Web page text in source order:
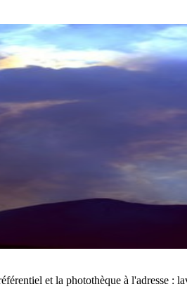
et la photothèque à l'adresse :